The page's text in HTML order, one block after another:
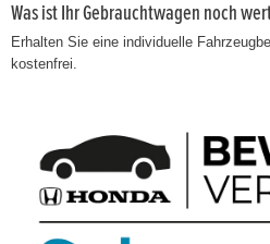
Was ist Ihr Gebrauchtwagen noch
Erhalten Sie eine individuelle
kostenfrei.